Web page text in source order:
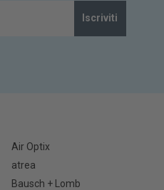
Iscriviti
Air Optix
atrea
Bausch + Lomb